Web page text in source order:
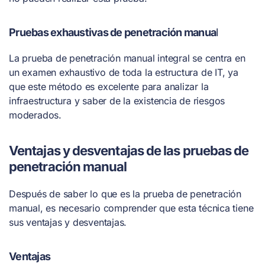
Pruebas exhaustivas de penetración manual
La prueba de penetración manual integral se centra en
un examen exhaustivo de toda la estructura de IT, ya
que este método es excelente para analizar la
infraestructura y saber de la existencia de riesgos
moderados.
Ventajas y desventajas de las pruebas de
penetración manual
Después de saber lo que es la prueba de penetración
manual, es necesario comprender que esta técnica tiene
sus ventajas y desventajas.
Ventajas